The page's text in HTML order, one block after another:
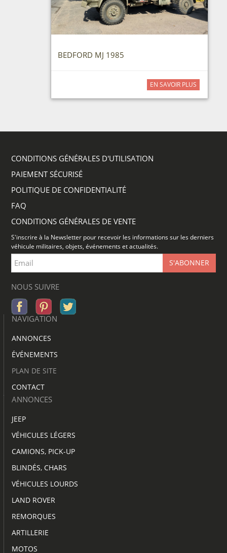
BEDFORD MJ 1985
EN SAVOIR PLUS
CONDITIONS GÉNÉRALES D'UTILISATION
PAIEMENT SÉCURISÉ
POLITIQUE DE CONFIDENTIALITÉ
FAQ
CONDITIONS GÉNÉRALES DE VENTE
S'inscrire à la Newsletter pour recevoir les informations sur les derniers
véhicule militaires, objets, événements et actualités.
NOUS SUIVRE
NAVIGATION
ANNONCES
ÉVÉNEMENTS
PLAN DE SITE
CONTACT
ANNONCES
JEEP
VÉHICULES LÉGERS
CAMIONS, PICK-UP
BLINDÉS, CHARS
VÉHICULES LOURDS
LAND ROVER
REMORQUES
ARTILLERIE
MOTOS